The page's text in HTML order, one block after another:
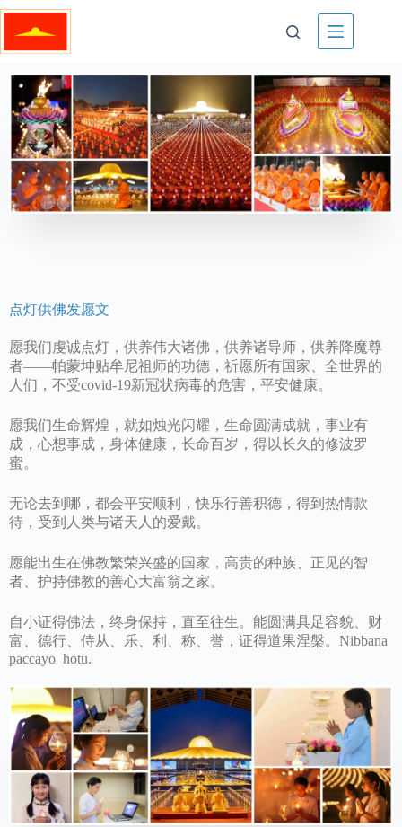
点灯供佛发愿文
愿我们虔诚点灯，供养伟大诸佛，供养诸导师，供养降魔尊
者——帕蒙坤贴牟尼祖师的功德，祈愿所有国家、全世界的
人们，不受covid-19新冠状病毒的危害，平安健康。
愿我们生命辉煌，就如烛光闪耀，生命圆满成就，事业有
成，心想事成，身体健康，长命百岁，得以长久的修波罗
蜜。
无论去到哪，都会平安顺利，快乐行善积德，得到热情款
待，受到人类与诸天人的爱戴。
愿能出生在佛教繁荣兴盛的国家，高贵的种族、正见的智
者、护持佛教的善心大富翁之家。
自小证得佛法，终身保持，直至往生。能圆满具足容貌、财
富、德行、侍从、乐、利、称、誉，证得道果涅槃。Nibbana
paccayo hotu.